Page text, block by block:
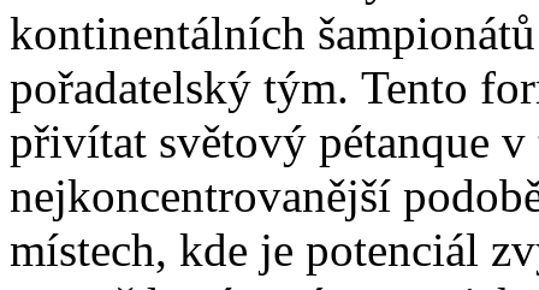
kontinentálních
pořadatelský tým. Tento
přivítat světový pétanque v
nejkoncentrovanější
místech, kde je potenciál